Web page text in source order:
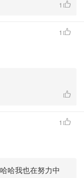
1
1
1
哈哈我也在努力中